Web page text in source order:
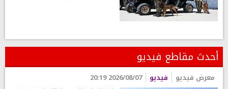
أحدث مقاطع فيديو
معرض فيديو فيديو 2026/08/07 20:19